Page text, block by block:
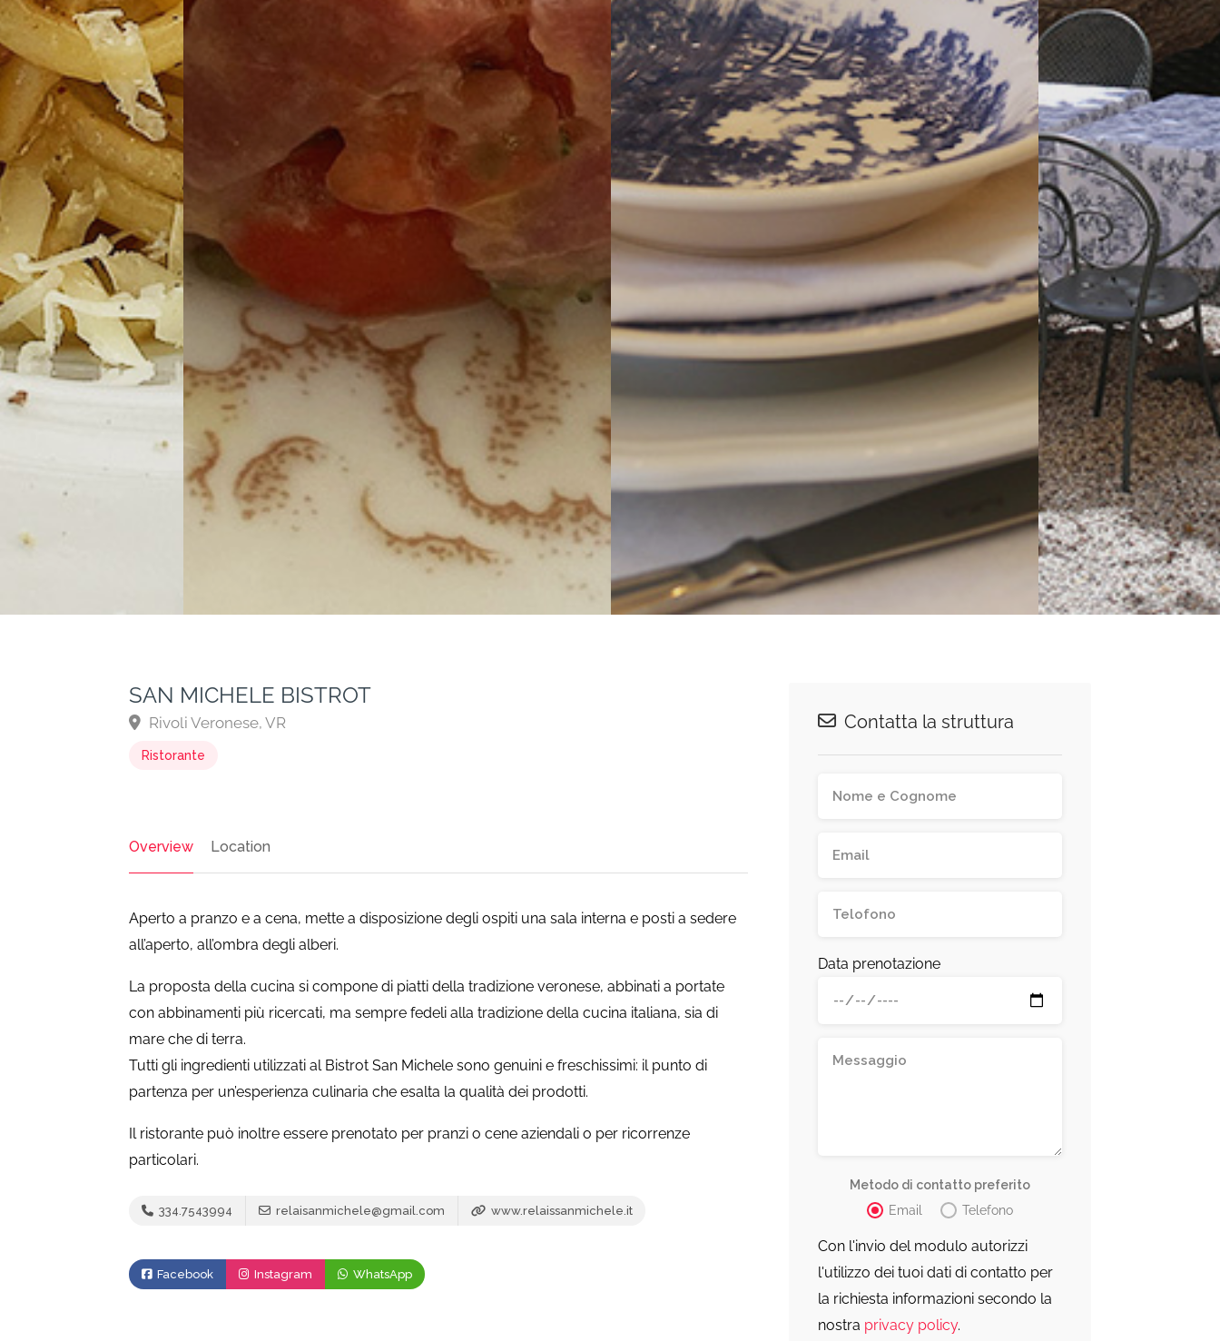
SAN MICHELE BISTROT
Rivoli Veronese, VR
Ristorante
Overview Location
Aperto a pranzo e a cena, mette a disposizione degli ospiti una sala interna e posti a sedere
all’aperto, all’ombra degli alberi.
La proposta della cucina si compone di piatti della tradizione veronese, abbinati a portate
con abbinamenti più ricercati, ma sempre fedeli alla tradizione della cucina italiana, sia di
mare che di terra.
Tutti gli ingredienti utilizzati al Bistrot San Michele sono genuini e freschissimi: il punto di
partenza per un’esperienza culinaria che esalta la qualità dei prodotti.
Il ristorante può inoltre essere prenotato per pranzi o cene aziendali o per ricorrenze
particolari.
334.7543994 relaisanmichele@gmail.com www.relaissanmichele.it
Facebook Instagram WhatsApp
Contatta la struttura
Data prenotazione
Metodo di contatto preferito
Email
Telefono
Con l'invio del modulo autorizzi
l'utilizzo dei tuoi dati di contatto per
la richiesta informazioni secondo la
nostra privacy policy.